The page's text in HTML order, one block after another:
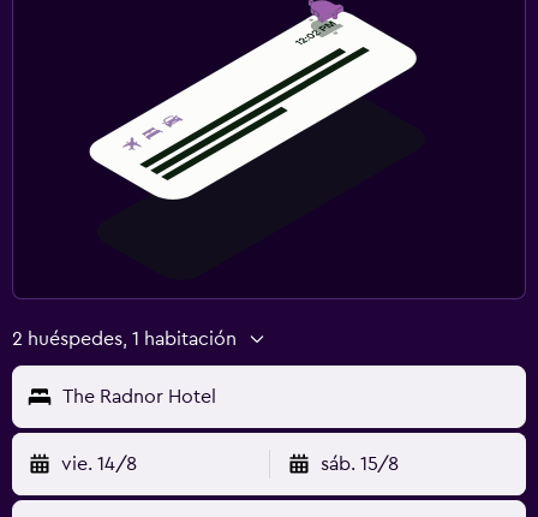
2 huéspedes, 1 habitación
The Radnor Hotel
vie. 14/8 sáb. 15/8